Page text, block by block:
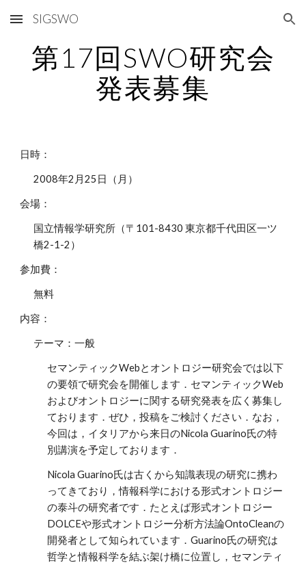
Skip to main content Skip to navigation
SIGSWO
第17回SWO研究会
発表募集
日時：
2008年2月25日（月）
会場：
国立情報学研究所（〒101-8430 東京都千代田区一ツ
橋2-1-2）
参加費：
無料
内容：
テーマ：一般
セマンティックWebとオントロジー研究会では以下
の要領で研究会を開催します．セマンティックWeb
およびオントロジーに関する研究発表を広く募集し
ております．ぜひ，投稿をご検討ください．なお，
今回は，イタリアから来日のNicola Guarino氏の特
別講演を予定しております．
Nicola Guarino氏は古くから知識表現の研究に携わ
ってきており，情報科学における形式オントロジー
の泰斗の研究者です．たとえば形式オントロジー
DOLCEや形式オントロジー分析方法論OntoCleanの
開発者として知られています．Guarino氏の研究は
哲学と情報科学を結ぶ架け橋に位置し，セマンティ